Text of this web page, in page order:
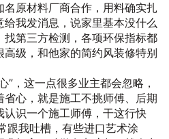
原材料厂商合作，用料确实扎
我发消息，说家里基本没什么
第三方检测，各项环保指标都
级，和他家的简约风装修特别
”，这一点很多业主都会忽略，
心，就是施工不挑师傅、后期
识一个施工师傅，干这行快
跟我吐槽，有些进口艺术涂